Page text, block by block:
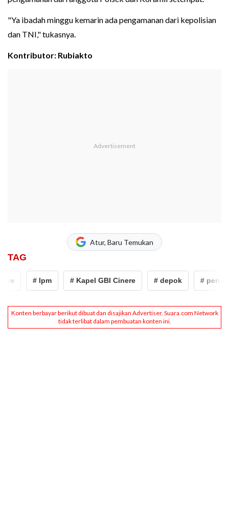
"Ya ibadah minggu kemarin ada pengamanan dari kepolisian
dan TNI," tukasnya.
Kontributor: Rubiakto
Atur, Baru Temukan
TAG
# lpm # Kapel GBI Cinere # depok #